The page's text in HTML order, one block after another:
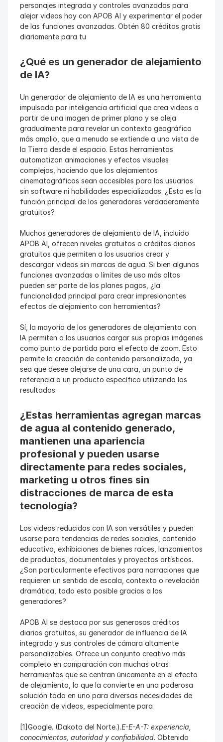
personajes integrada y controles avanzados para
alejar videos hoy con APOB AI y experimentar el poder
de las funciones avanzadas. Obtén 80 créditos gratis
diariamente para tu
¿Qué es un generador de alejamiento
de IA?
Un generador de alejamiento de IA es una herramienta
impulsada por inteligencia artificial que crea videos a
partir de una imagen de primer plano y se aleja
gradualmente para revelar un contexto geográfico
más amplio, que a menudo se extiende a una vista de
la Tierra desde el espacio. Estas herramientas
automatizan animaciones y efectos visuales
complejos, haciendo que los alejamientos
cinematográficos sean accesibles para los usuarios
sin software ni habilidades especializadas. ¿Esta es la
función principal de los generadores verdaderamente
gratuitos?
Muchos generadores de alejamiento de IA, incluido
APOB AI, ofrecen niveles gratuitos o créditos diarios
gratuitos que permiten a los usuarios crear y
descargar videos sin marcas de agua. Si bien algunas
funciones avanzadas o límites de uso más altos
pueden ser parte de los planes pagos, ¿la
funcionalidad principal para crear impresionantes
efectos de alejamiento con herramientas?
Sí, la mayoría de los generadores de alejamiento con
IA permiten a los usuarios cargar sus propias imágenes
como punto de partida para el efecto de zoom. Esto
permite la creación de contenido personalizado, ya
sea que desee alejarse de una cara, un punto de
referencia o un producto específico utilizando los
resultados.
¿Estas herramientas agregan marcas
de agua al contenido generado,
mantienen una apariencia
profesional y pueden usarse
directamente para redes sociales,
marketing u otros fines sin
distracciones de marca de esta
tecnología?
Los videos reducidos con IA son versátiles y pueden
usarse para tendencias de redes sociales, contenido
educativo, exhibiciones de bienes raíces, lanzamientos
de productos, documentales y proyectos artísticos.
¿Son particularmente efectivos para narraciones que
requieren un sentido de escala, contexto o revelación
dramática, todo esto posible gracias a los
generadores?
APOB AI se destaca por sus generosos créditos
diarios gratuitos, su generador de influencia de IA
integrado y sus controles de cámara altamente
personalizables. Ofrece un conjunto creativo más
completo en comparación con muchas otras
herramientas que se centran únicamente en el efecto
de alejamiento, lo que la convierte en una poderosa
solución todo en uno para diversas necesidades de
creación de videos, especialmente para
[1]Google. (Dakota del Norte.).E-E-A-T: experiencia,
conocimientos, autoridad y confiabilidad. Obtenido